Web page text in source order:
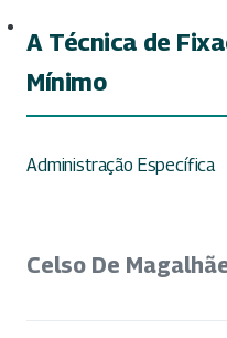
A Técnica de
Mínimo
Administração Específica
Celso De